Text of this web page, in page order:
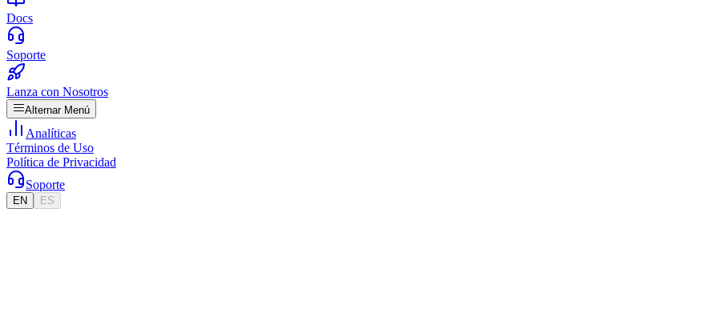
Docs
Soporte
Lanza con Nosotros
Alternar Menú
Analíticas
Términos de Uso
Política de Privacidad
Soporte
EN ES